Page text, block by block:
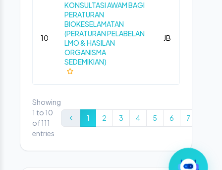
10
KONSULTASI AWAM BAGI
PERATURAN
BIOKESELAMATAN
(PERATURAN PELABELAN
LMO & HASILAN
ORGANISMA
SEDEMIKIAN)
JB
Showing
1 to 10
of 111
entries
1 2 3 4 5 6 7